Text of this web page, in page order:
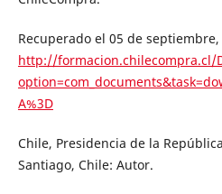
Recuperado el 05 de
http://formacion.chilecompra.cl/
A%3D
Chile, Presidencia de la
Santiago, Chile: Autor.